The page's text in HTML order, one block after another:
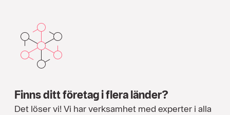
Finns ditt företag i flera länder?
Det löser vi! Vi har verksamhet med experter i alla